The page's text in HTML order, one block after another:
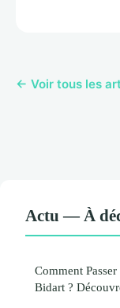
← Voir tous les
Actu — À
Comment
Bidart ?